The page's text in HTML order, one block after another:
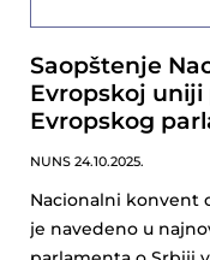
Saopštenje
Evropskoj
Evropskog
NUNS 24.10.2025.
Nacionalni konvent
je navedeno u